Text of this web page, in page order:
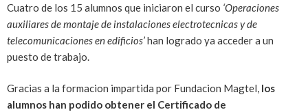
Cuatro de los 15 alumnos que iniciaron el curso ‘Operaciones
auxiliares de montaje de instalaciones electrotecnicas y de
telecomunicaciones en edificios’han logrado ya acceder a un
puesto de trabajo.
Gracias a la formacion impartida por Fundacion Magtel, los
alumnos han podido obtener el Certificado de